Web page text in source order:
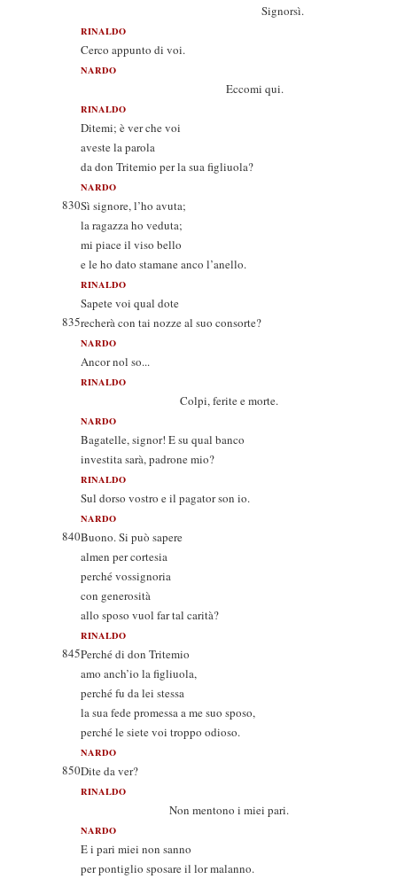
Signorsì.
RINALDO
Cerco appunto di voi.
NARDO
Eccomi qui.
RINALDO
Ditemi; è ver che voi
aveste la parola
da don Tritemio per la sua figliuola?
NARDO
830Sì signore, l’ho avuta;
la ragazza ho veduta;
mi piace il viso bello
e le ho dato stamane anco l’anello.
RINALDO
Sapete voi qual dote
835recherà con tai nozze al suo consorte?
NARDO
Ancor nol so...
RINALDO
Colpi, ferite e morte.
NARDO
Bagatelle, signor! E su qual banco
investita sarà, padrone mio?
RINALDO
Sul dorso vostro e il pagator son io.
NARDO
840Buono. Si può sapere
almen per cortesia
perché vossignoria
con generosità
allo sposo vuol far tal carità?
RINALDO
845Perché di don Tritemio
amo anch’io la figliuola,
perché fu da lei stessa
la sua fede promessa a me suo sposo,
perché le siete voi troppo odioso.
NARDO
850Dite da ver?
RINALDO
Non mentono i miei pari.
NARDO
E i pari miei non sanno
per pontiglio sposare il lor malanno.